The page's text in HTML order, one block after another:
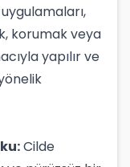
korumak veya
yapılır ve
Cilde